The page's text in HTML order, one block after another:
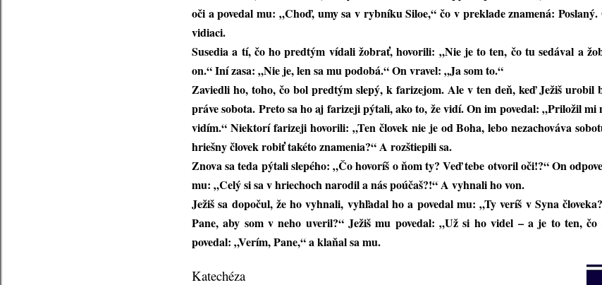
oči a povedal mu: „Choď, umy sa v rybníku Siloe,“ čo v preklade znamená:
vidiaci.
Susedia a tí, čo ho predtým vídali žobrať, hovorili: „Nie je to ten, čo tu sedával a
on.“ Iní zasa: „Nie je, len sa mu podobá.“ On vravel: „Ja som to.“
Zaviedli ho, toho, čo bol predtým slepý, k farizejom. Ale v ten deň, keď Ježiš urobil
práve sobota. Preto sa ho aj farizeji pýtali, ako to, že vidí. On im povedal: „Priložil mi
vidím.“ Niektorí farizeji hovorili: „Ten človek nie je od Boha, lebo nezachováva
hriešny človek robiť takéto znamenia?“ A rozštiepili sa.
Znova sa teda pýtali slepého: „Čo hovoríš o ňom ty? Veď tebe otvoril oči!?“ On
mu: „Celý si sa v hriechoch narodil a nás poúčaš?!“ A vyhnali ho von.
Ježiš sa dopočul, že ho vyhnali, vyhľadal ho a povedal mu: „Ty veríš v Syna
Pane, aby som v neho uveril?“ Ježiš mu povedal: „Už si ho videl – a je to ten,
povedal: „Verím, Pane,“ a klaňal sa mu.
Katechéza